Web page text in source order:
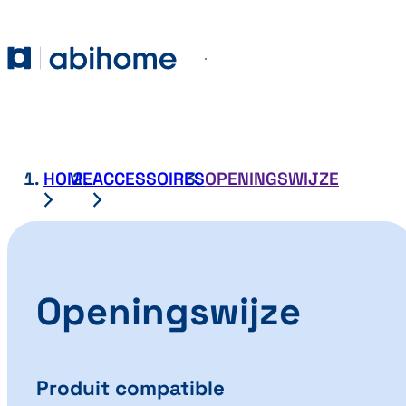
Abihome
HOMEACCESSOIRESOPENINGSWIJZE
Openingswijze
Produit compatible